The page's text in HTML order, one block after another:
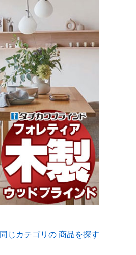
同じカテゴリの 商品を探す